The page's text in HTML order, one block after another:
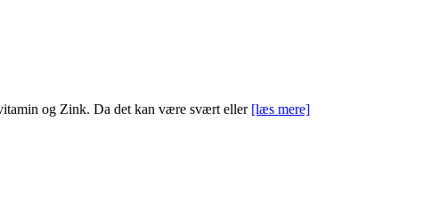
og Zink. Da det kan være svært eller [læs mere]